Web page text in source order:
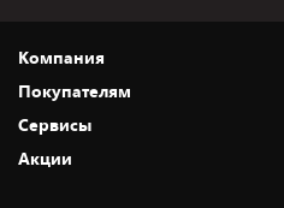
Компания
О нас
Адреса магазинов
Новости
Покупателям
Как сделать заказ
Оплата и доставка
Сервисы
Акции